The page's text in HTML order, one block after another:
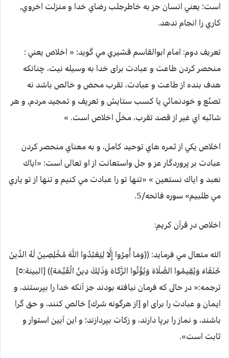
است؛ يعني انسان جز به خاطرجلب رضاي خدا و منزلت اخروي,
كاري را انجام ندهد.
تعریف دوم: امام ابوالقاسم قشيري مي گوید: « اخلاص يعني :
منحصر كردن طاعت و عبادت برای خدا به وسيله نيت، چنانكه
هدف بنده از طاعت و عبادت، تقرب محض و خالص باشد نه
تصنّع و خودنمائي يا كسب ستايش و تعريف و تمجيد مردم, و هر
شائبه اي غير از قصد تقرب، مخلّ اخلاص است. »
اخلاص يكي از ثمره هاي توحيد كامل، و به معناي منحصر كردن
عبادت بر پروردگار عز و جل واستعانت از او تعالی است: «اياك
نعبد و اياك نستعين » «تنها تو را عبادت مي كنيم و تنها از تو ياري
مي طلبيم» سوره فاتحه/5.
اخلاص در قرآن کریم:
الله متعال مي فرمايد: ((وَمَا أُمِرُوا إِلَّا لِيَعْبُدُوا اللَّهَ مُخْلِصِينَ لَهُ الدِّينَ
حُنَفَاءَ وَيُقِيمُوا الصَّلَاة وَيُؤْتُوا الزَّكَاة وَذَلِكَ دِينُ الْقَيِّمَة)) [البينة:٥]
ترجمه:« در حالى كه فرمان نيافته بودند جز آنكه خدا را بپرستند، و
ايمان و عبادت را براى او [از هرگونه شرك] خالص كنند، و حق گرا
باشند، و نماز را برپا دارند، و زكات بپردازند؛ و اين آيين استوار و
ثابت است».